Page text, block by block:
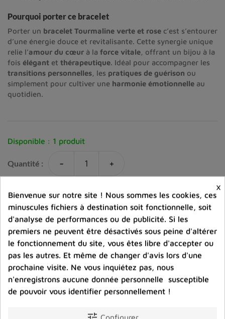
Pourquoi porter ce bracelet
Porter un bracelet Tourmaline verte et rose c’est s’entourer
d’une énergie douce et revitalisante. Cette synergie unique
relie l’amour du cœur à la force vitale , offrant un bijou à la
fois élégant et thérapeutique. Idéal pour accompagner les
transitions personnelles , les pratiques de guérison ou
simplement pour cultiver une harmonie émotionnelle au
quotidien.
Disponible : 1 produit
Quantité : - +
Ajouter au panier favorite_border
Ajouter à la comparaison
help_outline Posez une question sur ce produit
×
Bienvenue sur notre site ! Nous sommes les cookies, ces
minuscules fichiers à destination soit fonctionnelle, soit
d'analyse de performances ou de publicité. Si les
premiers ne peuvent être désactivés sous peine d'altérer
le fonctionnement du site, vous êtes libre d'accepter ou
pas les autres. Et même de changer d'avis lors d'une
prochaine visite. Ne vous inquiétez pas, nous
n'enregistrons aucune donnée personnelle susceptible
de pouvoir vous identifier personnellement !